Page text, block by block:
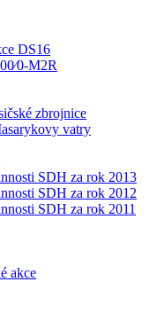
DS16
M2R
zbrojnice
vatry
SDH za rok 2013
SDH za rok 2012
SDH za rok 2011
akce